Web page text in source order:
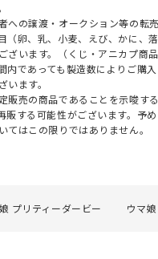
の譲渡・オークション等の転売
卵、乳、小麦、えび、かに、
います。（くじ・アニカプ商品
であっても製造数によりご購入
ます。
売の商品であることを示唆す
する可能性がございます。予め
はこの限りではありません。
プリティーダービー ウマ